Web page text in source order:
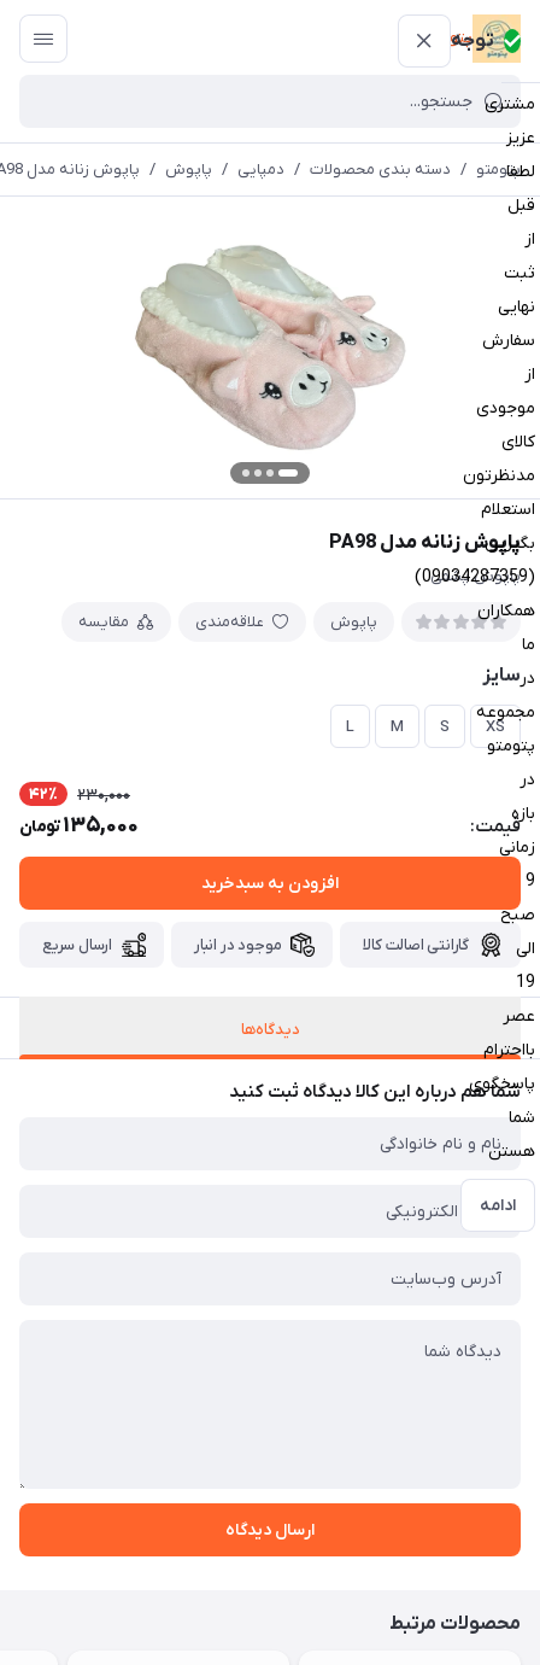
توجه
مشتری
عزیز
لطفا
قبل
از
ثبت
نهایی
سفارش
از
موجودی
کالای
مدنظرتون
استعلام
بگیرین
(09034287359)
همکاران
ما
در
مجموعه
پتومتو
در
بازه
زمانی
9
صبح
الی
19
عصر
بااحترام
پاسخگوی
شما
هستن
ادامه
پتومتو
پتومتو / دسته بندی محصولات / دمپایی / پاپوش / پاپوش زنانه مدل PA98
پاپوش زنانه مدل PA98
پاپوش پشمی
پاپوش علاقه‌مندی مقایسه
سایز
XS
S
M
L
قیمت:
230,000 42٪
135,000تومان
افزودن به سبدخرید
گارانتی اصالت کالا موجود در انبار ارسال سریع
دیدگاه‌ها
شما هم درباره این کالا دیدگاه ثبت کنید
ارسال دیدگاه
محصولات مرتبط